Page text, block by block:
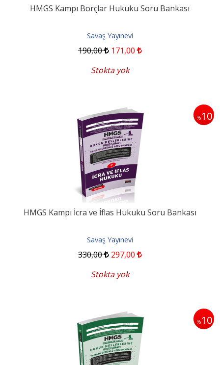
HMGS Kampı Borçlar Hukuku Soru Bankası
Savaş Yayınevi
190,00 171,00
Stokta yok
%10
HMGS Kampı İcra ve İflas Hukuku Soru Bankası
Savaş Yayınevi
330,00 297,00
Stokta yok
%10